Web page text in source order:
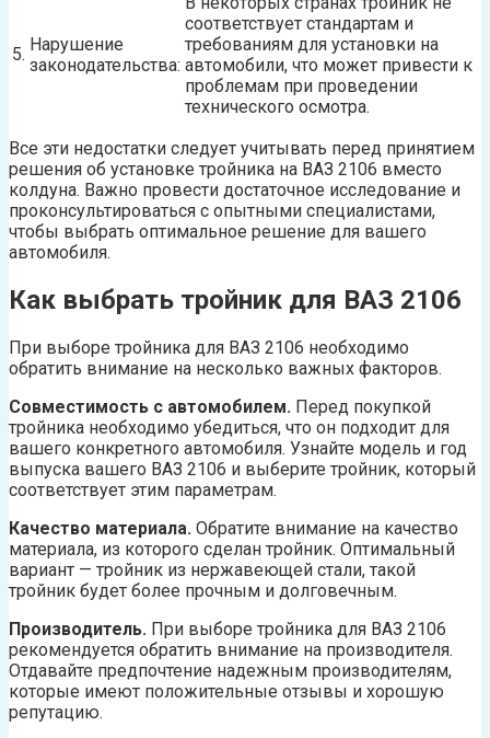
5. Нарушение
законодательства:
соответствует стандартам и
требованиям для установки на
автомобили, что может привести к
проблемам при проведении
технического осмотра.
Все эти недостатки следует учитывать перед принятием
решения об установке тройника на ВАЗ 2106 вместо
колдуна. Важно провести достаточное исследование и
проконсультироваться с опытными специалистами,
чтобы выбрать оптимальное решение для вашего
автомобиля.
Как выбрать тройник для ВАЗ 2106
При выборе тройника для ВАЗ 2106 необходимо
обратить внимание на несколько важных факторов.
Совместимость с автомобилем. Перед покупкой
тройника необходимо убедиться, что он подходит для
вашего конкретного автомобиля. Узнайте модель и год
выпуска вашего ВАЗ 2106 и выберите тройник, который
соответствует этим параметрам.
Качество материала. Обратите внимание на качество
материала, из которого сделан тройник. Оптимальный
вариант — тройник из нержавеющей стали, такой
тройник будет более прочным и долговечным.
Производитель. При выборе тройника для ВАЗ 2106
рекомендуется обратить внимание на производителя.
Отдавайте предпочтение надежным производителям,
которые имеют положительные отзывы и хорошую
репутацию.